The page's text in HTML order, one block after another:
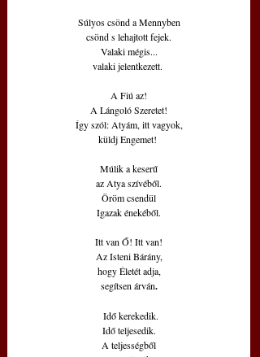
Súlyos csönd a Mennyben
csönd s lehajtott fejek.
Valaki mégis...
valaki jelentkezett.
A Fiú az!
A Lángoló Szeretet!
Így szól: Atyám, itt vagyok,
küldj Engemet!
Múlik a keserű
az Atya szívéből.
Öröm csendül
Igazak énekéből.
Itt van Ő! Itt van!
Az Isteni Bárány,
hogy Életét adja,
segítsen árván.
Idő kerekedik.
Idő teljesedik.
A teljességből